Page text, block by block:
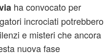
ha convocato per
incrociati potrebbero
e misteri che ancora
nuova fase